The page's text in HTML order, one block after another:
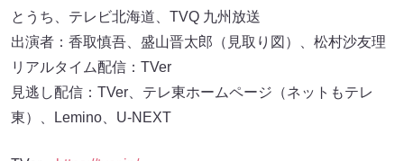
とうち、テレビ北海道、TVQ 九州放送
出演者：香取慎吾、盛山晋太郎（見取り図）、松村沙友理
リアルタイム配信：TVer
見逃し配信：TVer、テレ東ホームページ（ネットもテレ
東）、Lemino、U-NEXT